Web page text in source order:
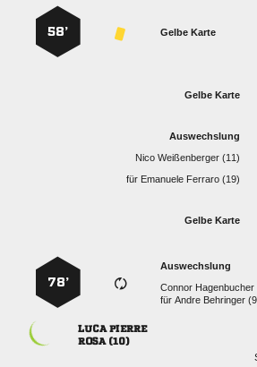
Gelbe Karte
58’
Gelbe Karte
Auswechslung
  
für   
Gelbe Karte
Auswechslung
 
für 
78’
 
 